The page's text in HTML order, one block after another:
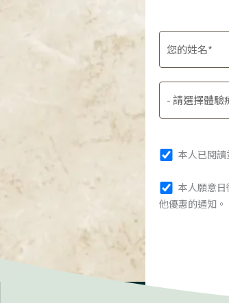
本人已閱讀
本人願意
他優惠的通知。